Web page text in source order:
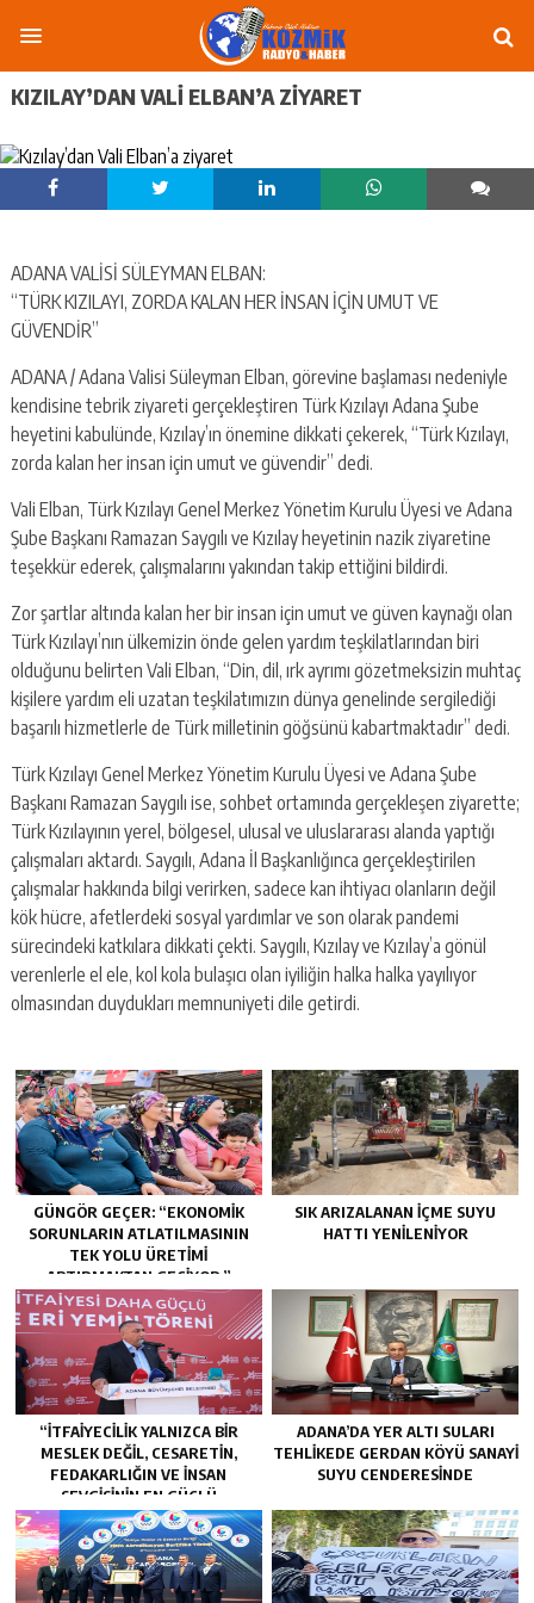
KIZILAY’DAN VALI ELBAN’A ZIYARET
ADANA VALİSİ SÜLEYMAN ELBAN:
“TÜRK KIZILAYI, ZORDA KALAN HER İNSAN İÇİN UMUT VE
GÜVENDİR”
ADANA / Adana Valisi Süleyman Elban, görevine başlaması nedeniyle
kendisine tebrik ziyareti gerçekleştiren Türk Kızılayı Adana Şube
heyetini kabulünde, Kızılay’ın önemine dikkati çekerek, “Türk Kızılayı,
zorda kalan her insan için umut ve güvendir” dedi.
Vali Elban, Türk Kızılayı Genel Merkez Yönetim Kurulu Üyesi ve Adana
Şube Başkanı Ramazan Saygılı ve Kızılay heyetinin nazik ziyaretine
teşekkür ederek, çalışmalarını yakından takip ettiğini bildirdi.
Zor şartlar altında kalan her bir insan için umut ve güven kaynağı olan
Türk Kızılayı’nın ülkemizin önde gelen yardım teşkilatlarından biri
olduğunu belirten Vali Elban, “Din, dil, ırk ayrımı gözetmeksizin muhtaç
kişilere yardım eli uzatan teşkilatımızın dünya genelinde sergilediği
başarılı hizmetlerle de Türk milletinin göğsünü kabartmaktadır” dedi.
Türk Kızılayı Genel Merkez Yönetim Kurulu Üyesi ve Adana Şube
Başkanı Ramazan Saygılı ise, sohbet ortamında gerçekleşen ziyarette;
Türk Kızılayının yerel, bölgesel, ulusal ve uluslararası alanda yaptığı
çalışmaları aktardı. Saygılı, Adana İl Başkanlığınca gerçekleştirilen
çalışmalar hakkında bilgi verirken, sadece kan ihtiyacı olanların değil
kök hücre, afetlerdeki sosyal yardımlar ve son olarak pandemi
sürecindeki katkılara dikkati çekti. Saygılı, Kızılay ve Kızılay’a gönül
verenlerle el ele, kol kola bulaşıcı olan iyiliğin halka halka yayılıyor
olmasından duydukları memnuniyeti dile getirdi.
GÜNGÖR GEÇER: “EKONOMIK
SORUNLARIN ATLATILMASININ
TEK YOLU ÜRETIMI
ARTIRMAKTAN GEÇIYOR.”
SIK ARIZALANAN IÇME SUYU
HATTI YENILENIYOR
“İTFAIYECILIK YALNIZCA BIR
MESLEK DEĞIL, CESARETIN,
FEDAKARLIĞIN VE INSAN
SEVGISININ EN GÜÇLÜ
TEMSILIDIR.”
ADANA’DA YER ALTI SULARI
TEHLİKEDE GERDAN KÖYÜ SANAYİ
SUYU CENDERESİNDE